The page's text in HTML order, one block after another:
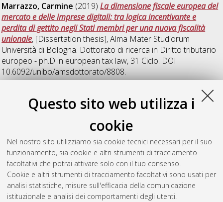
Questo sito web utilizza i
cookie
Nel nostro sito utilizziamo sia cookie tecnici necessari per il suo
funzionamento, sia cookie e altri strumenti di tracciamento
facoltativi che potrai attivare solo con il tuo consenso.
Cookie e altri strumenti di tracciamento facoltativi sono usati per
analisi statistiche, misure sull'efficacia della comunicazione
istituzionale e analisi dei comportamenti degli utenti.
Marrazzo, Carmine (2019)La dimensione fiscale europea del
mercato e delle imprese digitali: tra logica incentivante e
perdita di gettito negli Stati membri per una nuova fiscalità
unionale, [Dissertation thesis], Alma Mater Studiorum
Università di Bologna. Dottorato di ricerca in Diritto tributario
europeo - ph.D in european tax law, 31 Ciclo. DOI
10.6092/unibo/amsdottorato/8808.
Dal Ruling di Standard Internazionale
agli Accordi Preventivi per le imprese con attività
internazionale. Il tax ruling italiano tra contesto europeo e
, [Dissertation thesis], Alma Mater
Studiorum Università di Bologna. Dottorato di ricerca in
tributario europeo - ph.D in european tax law, 31 Ciclo. DOI
10.48676/unibo/amsdottorato/8954.
Questa lista e' stata generata ilSat Aug 8 20:42:08 2026